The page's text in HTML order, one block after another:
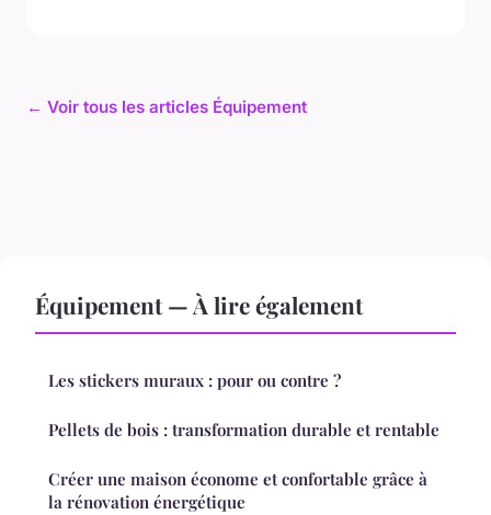
← Voir tous les articles Équipement
Équipement — À lire également
Les stickers muraux : pour ou contre ?
Pellets de bois : transformation durable et rentable
Créer une maison économe et confortable grâce à
la rénovation énergétique